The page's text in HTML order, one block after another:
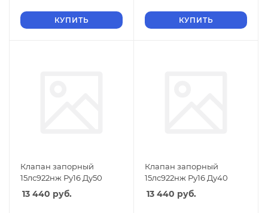
КУПИТЬ КУПИТЬ
Клапан запорный
15лс922нж Ру16 Ду50
13 440 руб.
Клапан запорный
15лс922нж Ру16 Ду40
13 440 руб.